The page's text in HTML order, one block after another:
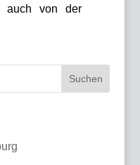
auch von der